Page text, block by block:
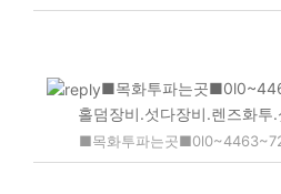
■목화투파는곳
홀덤장비.섯다장비.렌즈화투
■목화투파는곳